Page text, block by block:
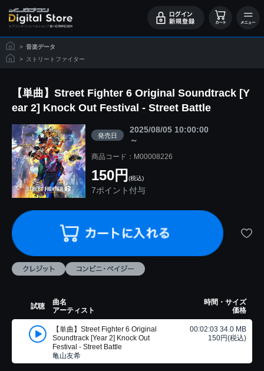
> 音楽データ
>
ストリートファイター
【単曲】Street Fighter 6 Original Soundtrack [Y
ear 2] Knock Out Festival - Street Battle
発売日
2025/08/05 10:00:00
～
商品コード：M00008226
150円 (税込)
7ポイント付与
試聴
曲名
アーティスト
時間・サイズ
価格
【単曲】Street Fighter 6 Original
Soundtrack [Year 2] Knock Out
Festival - Street Battle
亀山友希
00:02:03 34.0 MB
150円(税込)